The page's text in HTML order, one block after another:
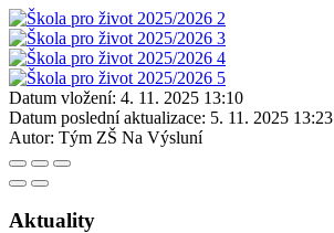
Datum vložení: 4. 11. 2025 13:10
Datum poslední aktualizace: 5. 11. 2025 13:23
Autor: Tým ZŠ Na Výsluní
Aktuality